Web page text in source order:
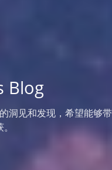
Blog
洞见和发现，希望能够带